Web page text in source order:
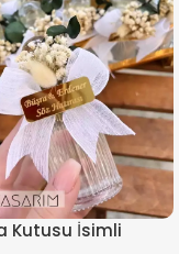
Kutusu İsimli